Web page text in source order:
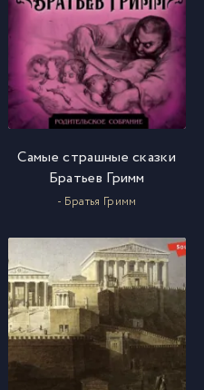
Самые страшные сказки
Братьев Гримм
- Братья Гримм